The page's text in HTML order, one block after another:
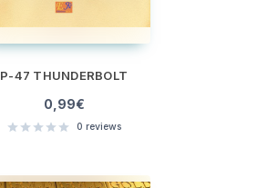
P-47 THUNDERBOLT
0,99€
0 reviews